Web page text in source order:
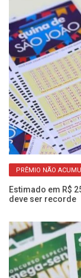
PRÊMIO NÃO
Estimado em R$
deve ser recorde